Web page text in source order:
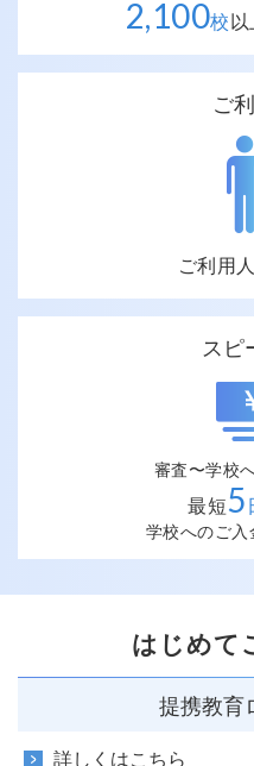
2,100校
ご
ご利用
スピ
審査〜学校
最短5
学校へのご
はじめて
提携教育
詳しくはこちら